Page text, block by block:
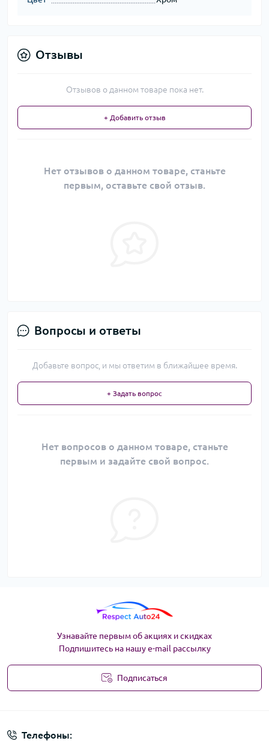
Отзывы
Отзывов о данном товаре пока нет.
+ Добавить отзыв
Нет отзывов о данном товаре, станьте
первым, оставьте свой отзыв.
Вопросы и ответы
Добавьте вопрос, и мы ответим в ближайшее время.
+ Задать вопрос
Нет вопросов о данном товаре, станьте
первым и задайте свой вопрос.
Узнавайте первым об акциях и скидках
Подпишитесь на нашу e-mail рассылку
Подписаться
Телефоны: